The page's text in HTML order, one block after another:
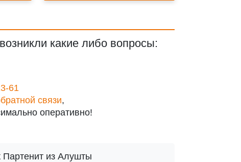
какие либо вопросы:
61
связи,
оперативно!
Партенит из Алушты